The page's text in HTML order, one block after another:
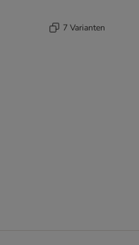
7 Varianten